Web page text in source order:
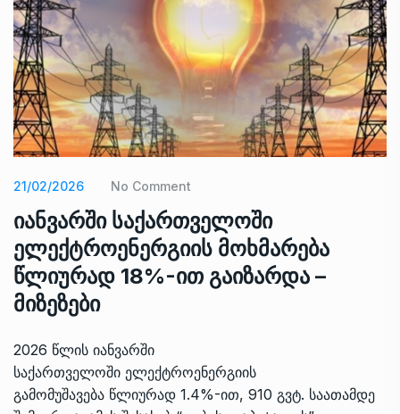
21/02/2026 No Comment
იანვარში საქართველოში
ელექტროენერგიის მოხმარება
წლიურად 18%-ით გაიზარდა –
მიზეზები
2026 წლის იანვარში
საქართველოში ელექტროენერგიის
გამომუშავება წლიურად 1.4%-ით, 910 გვტ. საათამდე